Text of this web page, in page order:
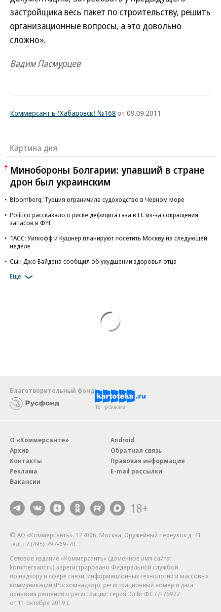
застройщика весь пакет по строительству, решить
организационные вопросы, а это довольно
сложно».
Вадим Пасмурцев
Коммерсантъ (Хабаровск) №168 от 09.09.2011
Картина дня
Минобороны Болгарии: упавший в стране
дрон был украинским
Bloomberg: Турция ограничила судоходство в Черном море
Politico рассказало о риске дефицита газа в ЕС из-за сокращения
запасов в ФРГ
ТАСС: Уиткофф и Кушнер планируют посетить Москву на следующей
неделе
Сын Джо Байдена сообщил об ухудшении здоровья отца
Еще
Благотворительный фонд
18+ реклама
О «Коммерсанте»
Архив
Контакты
Реклама
Вакансии
Android
Обратная связь
Правовая информация
E-mail рассылки
18+
© АО «Коммерсантъ». 127006, Москва, Оружейный переулок д. 41,
тел. +7 (495) 797-69-70.
Сетевое издание «Коммерсантъ» (доменное имя сайта:
kommersant.ru) зарегистрировано Федеральной службой
по надзору в сфере связи, информационных технологий и массовых
коммуникаций (Роскомнадзор), регистрационный номер и дата
принятия решения о регистрации: серия Эл № ФС77-76922
от 11 октября 2019 г.